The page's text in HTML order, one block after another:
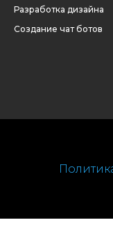
Разработка дизайна
Создание чат ботов